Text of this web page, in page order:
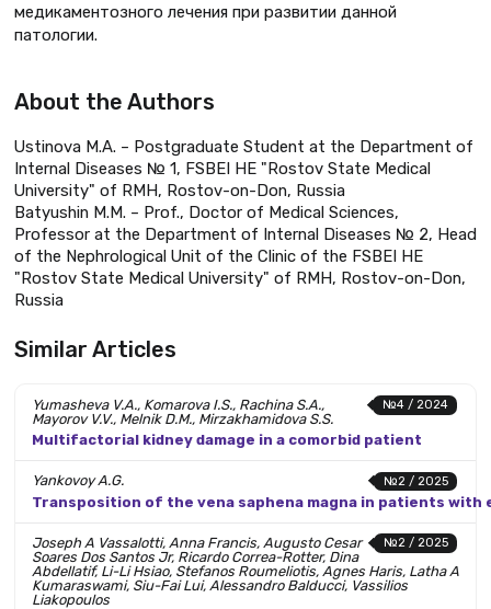
медикаментозного лечения при развитии данной
патологии.
About the Authors
Ustinova M.A. – Postgraduate Student at the Department of
Internal Diseases № 1, FSBEI HE "Rostov State Medical
University" of RMH, Rostov-on-Don, Russia
Batyushin M.M. – Prof., Doctor of Medical Sciences,
Professor at the Department of Internal Diseases № 2, Head
of the Nephrological Unit of the Clinic of the FSBEI HE
"Rostov State Medical University" of RMH, Rostov-on-Don,
Russia
Similar Articles
№4 / 2024
Yumasheva V.A., Komarova I.S., Rachina S.A.,
Mayorov V.V., Melnik D.M., Mirzakhamidova S.S.
Multifactorial kidney damage in a comorbid patient
№2 / 2025
Yankovoy A.G.
Transposition of the vena saphena magna in patients
№2 / 2025
Joseph A Vassalotti, Anna Francis, Augusto Cesar
Soares Dos Santos Jr, Ricardo Correa-Rotter, Dina
Abdellatif, Li-Li Hsiao, Stefanos Roumeliotis, Agnes Haris, Latha A
Kumaraswami, Siu-Fai Lui, Alessandro Balducci, Vassilios
Liakopoulos